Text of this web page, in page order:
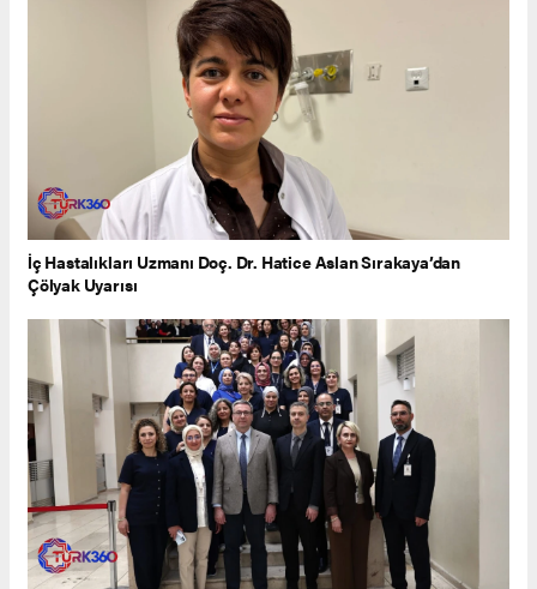
İç Hastalıkları Uzmanı Doç. Dr. Hatice Aslan Sırakaya’dan
Çölyak Uyarısı